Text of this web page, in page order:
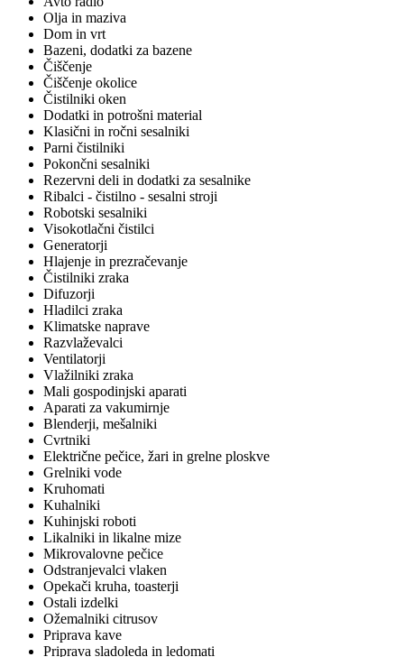
Olja in maziva
Dom in vrt
Bazeni, dodatki za bazene
Čiščenje
Čiščenje okolice
Čistilniki oken
Dodatki in potrošni material
Klasični in ročni sesalniki
Parni čistilniki
Pokončni sesalniki
Rezervni deli in dodatki za sesalnike
Ribalci - čistilno - sesalni stroji
Robotski sesalniki
Visokotlačni čistilci
Generatorji
Hlajenje in prezračevanje
Čistilniki zraka
Difuzorji
Hladilci zraka
Klimatske naprave
Razvlaževalci
Ventilatorji
Vlažilniki zraka
Mali gospodinjski aparati
Aparati za vakumirnje
Blenderji, mešalniki
Cvrtniki
Električne pečice, žari in grelne ploskve
Grelniki vode
Kruhomati
Kuhalniki
Kuhinjski roboti
Likalniki in likalne mize
Mikrovalovne pečice
Odstranjevalci vlaken
Opekači kruha, toasterji
Ostali izdelki
Ožemalniki citrusov
Priprava kave
Priprava sladoleda in ledomati